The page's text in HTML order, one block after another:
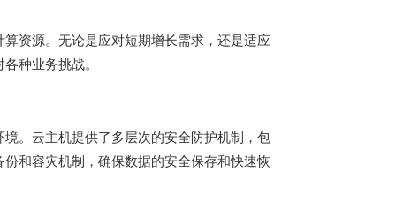
资源。无论是应对短期增长需求，还是适应
种业务挑战。
。云主机提供了多层次的安全防护机制，包
和容灾机制，确保数据的安全保存和快速恢